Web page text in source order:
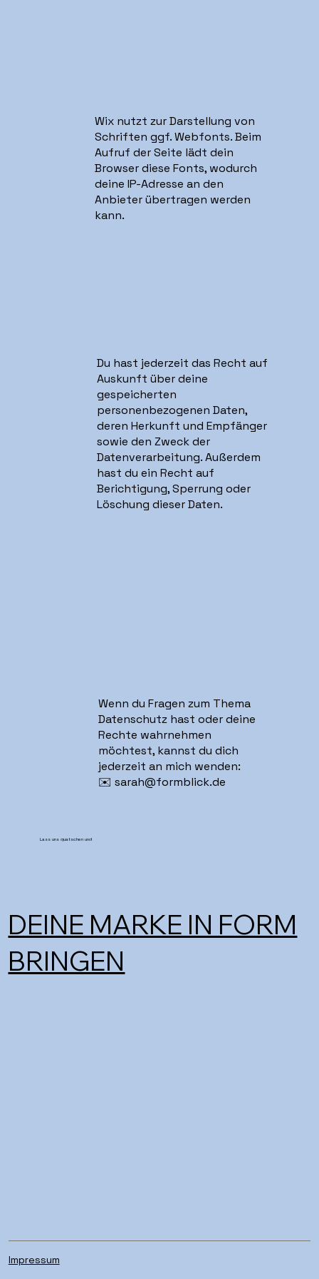
Wix nutzt zur Darstellung von
Schriften ggf. Webfonts. Beim
Aufruf der Seite lädt dein
Browser diese Fonts, wodurch
deine IP-Adresse an den
Anbieter übertragen werden
kann.
Du hast jederzeit das Recht auf
Auskunft über deine
gespeicherten
personenbezogenen Daten,
deren Herkunft und Empfänger
sowie den Zweck der
Datenverarbeitung. Außerdem
hast du ein Recht auf
Berichtigung, Sperrung oder
Löschung dieser Daten.
Wenn du Fragen zum Thema
Datenschutz hast oder deine
Rechte wahrnehmen
möchtest, kannst du dich
jederzeit an mich wenden:
✉️ sarah@formblick.de
DEINE MARKE IN FORM
BRINGEN
Lass uns quatschen und
Impressum